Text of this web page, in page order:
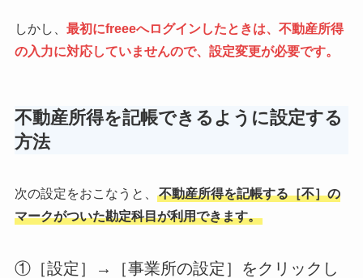
しかし、 最初にfreeeへログインしたときは、不動産所得
の入力に対応していませんので、設定変更が必要です。
不動産所得を記帳できるように設定する
方法
次の設定をおこなうと、
不動産所得を記帳する［不］の
マークがついた勘定科目が利用できます。
①［設定］→［事業所の設定］をクリックし